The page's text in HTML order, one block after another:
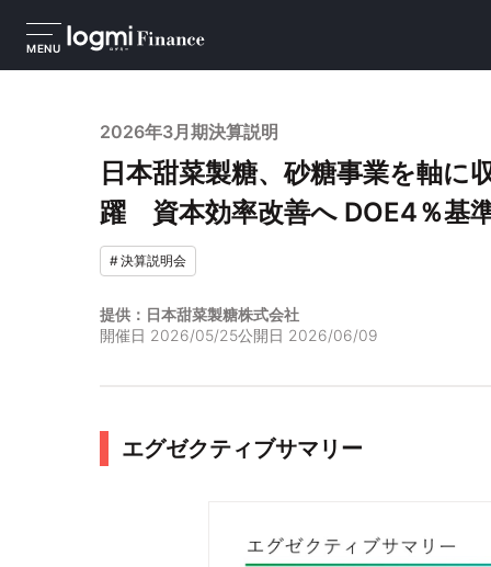
MENU
2026年3月期決算説明
日本甜菜製糖、砂糖事業を軸に
躍 資本効率改善へ DOE4％基
#決算説明会
提供：日本甜菜製糖株式会社
開催日 2026/05/25公開日 2026/06/09
エグゼクティブサマリー